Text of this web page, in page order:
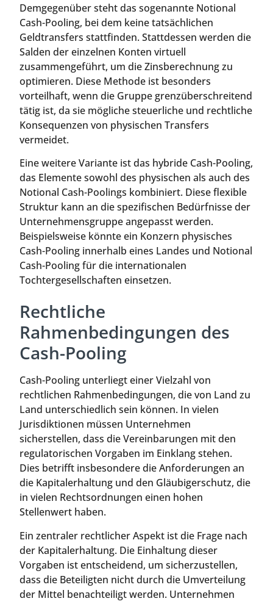
Demgegenüber steht das sogenannte Notional
Cash-Pooling, bei dem keine tatsächlichen
Geldtransfers stattfinden. Stattdessen werden die
Salden der einzelnen Konten virtuell
zusammengeführt, um die Zinsberechnung zu
optimieren. Diese Methode ist besonders
vorteilhaft, wenn die Gruppe grenzüberschreitend
tätig ist, da sie mögliche steuerliche und rechtliche
Konsequenzen von physischen Transfers
vermeidet.
Eine weitere Variante ist das hybride Cash-Pooling,
das Elemente sowohl des physischen als auch des
Notional Cash-Poolings kombiniert. Diese flexible
Struktur kann an die spezifischen Bedürfnisse der
Unternehmensgruppe angepasst werden.
Beispielsweise könnte ein Konzern physisches
Cash-Pooling innerhalb eines Landes und Notional
Cash-Pooling für die internationalen
Tochtergesellschaften einsetzen.
Rechtliche
Rahmenbedingungen des
Cash-Pooling
Cash-Pooling unterliegt einer Vielzahl von
rechtlichen Rahmenbedingungen, die von Land zu
Land unterschiedlich sein können. In vielen
Jurisdiktionen müssen Unternehmen
sicherstellen, dass die Vereinbarungen mit den
regulatorischen Vorgaben im Einklang stehen.
Dies betrifft insbesondere die Anforderungen an
die Kapitalerhaltung und den Gläubigerschutz, die
in vielen Rechtsordnungen einen hohen
Stellenwert haben.
Ein zentraler rechtlicher Aspekt ist die Frage nach
der Kapitalerhaltung. Die Einhaltung dieser
Vorgaben ist entscheidend, um sicherzustellen,
dass die Beteiligten nicht durch die Umverteilung
der Mittel benachteiligt werden. Unternehmen